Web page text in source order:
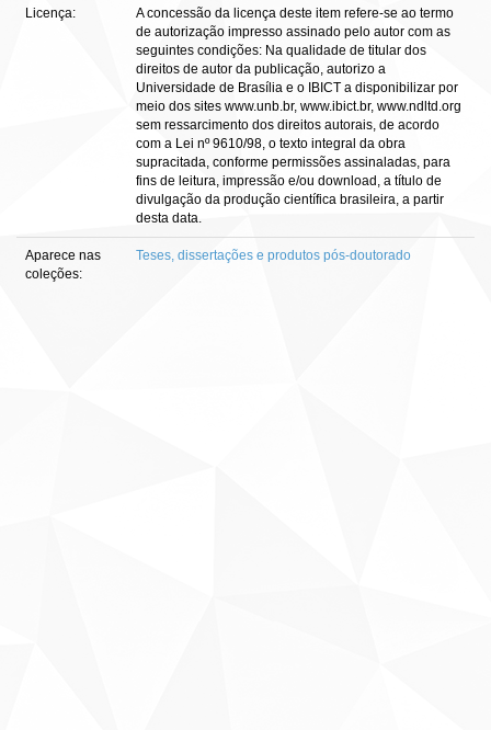
Licença:
A concessão da licença deste item refere-se ao termo
de autorização impresso assinado pelo autor com as
seguintes condições: Na qualidade de titular dos
direitos de autor da publicação, autorizo a
Universidade de Brasília e o IBICT a disponibilizar por
meio dos sites www.unb.br, www.ibict.br, www.ndltd.org
sem ressarcimento dos direitos autorais, de acordo
com a Lei nº 9610/98, o texto integral da obra
supracitada, conforme permissões assinaladas, para
fins de leitura, impressão e/ou download, a título de
divulgação da produção científica brasileira, a partir
desta data.
Aparece nas
coleções:
Teses, dissertações e produtos pós-doutorado